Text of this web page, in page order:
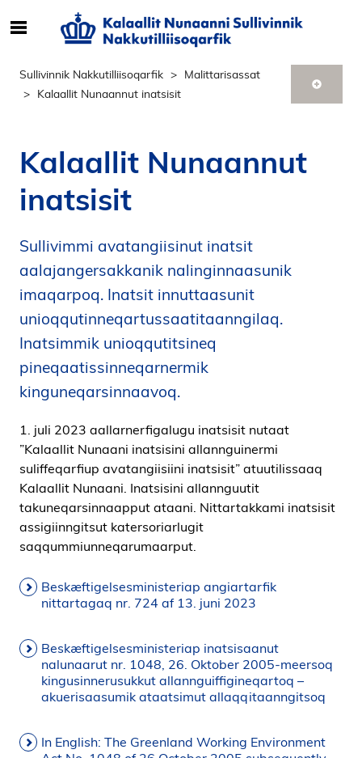
g
e
r
n
h
o
l
d
p
å
i
d
n
Sullivinnik Nakkutilliisoqarfik
Malittarisassat
Kalaallit Nunaannut inatsisit
Kalaallit Nunaannut
inatsisit
Sullivimmi avatangiisinut inatsit
aalajangersakkanik nalinginnaasunik
imaqarpoq. Inatsit innuttaasunit
unioqqutinneqartussaatitaanngilaq.
Inatsimmik unioqqutitsineq
pineqaatissinneqarnermik
kinguneqarsinnaavoq.
1. juli 2023 aallarnerfigalugu inatsisit nutaat
”Kalaallit Nunaani inatsisini allannguinermi
suliffeqarfiup avatangiisiini inatsisit” atuutilissaaq
Kalaallit Nunaani. Inatsisini allannguutit
takuneqarsinnaapput ataani. Nittartakkami inatsisit
assigiinngitsut katersoriarlugit
saqqummiunneqarumaarput.
Beskæftigelsesministeriap angiartarfik
nittartagaq nr. 724 af 13. juni 2023
Beskæftigelsesministeriap inatsisaanut
nalunaarut nr. 1048, 26. Oktober 2005-meersoq
kingusinnerusukkut allannguiffigineqartoq –
akuerisaasumik ataatsimut allaqqitaanngitsoq
In English: The Greenland Working Environment